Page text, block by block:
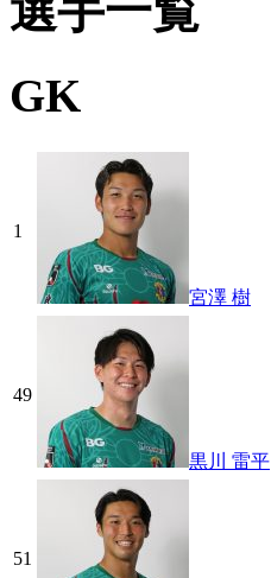
選手一覧
GK
1
宮澤 樹
49
黒川 雷平
51